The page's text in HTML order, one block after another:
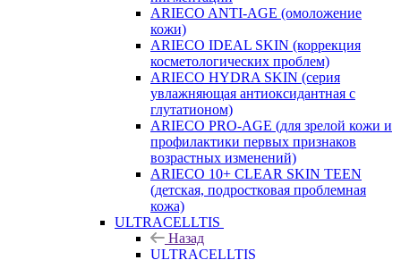
ARIECO ANTI-AGE (омоложение
кожи)
ARIECO IDEAL SKIN (коррекция
косметологических проблем)
ARIECO HYDRA SKIN (серия
увлажняющая антиоксидантная с
глутатионом)
ARIECO PRO-AGE (для зрелой кожи и
профилактики первых признаков
возрастных изменений)
ARIECO 10+ CLEAR SKIN TEEN
(детская, подростковая проблемная
кожа)
ULTRACELLTIS
Назад
ULTRACELLTIS